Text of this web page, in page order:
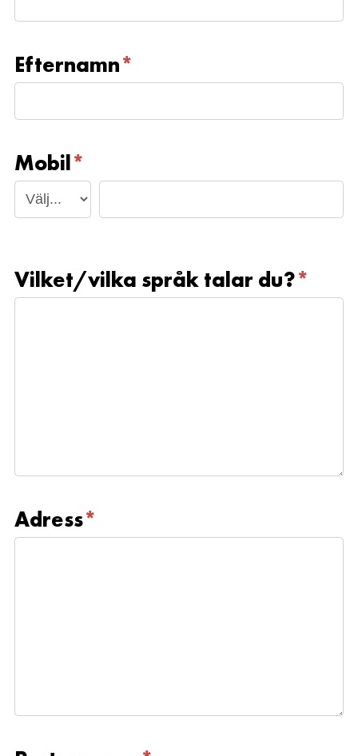
Efternamn*
Mobil*
Vilket/vilka språk talar du?*
Adress*